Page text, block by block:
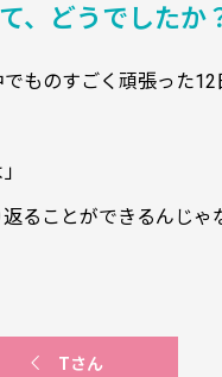
、どうでしたか
ものすごく頑張った
ることができるんじゃ
Tさん